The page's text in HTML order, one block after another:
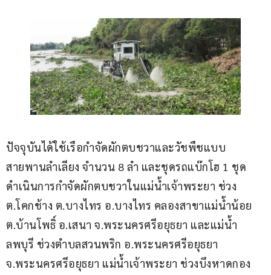
ปัจจุบันได้ใช้เรือกำจัดผักตบชวาและวัชพืชแบบ
สายพานลำเลียง จำนวน 8 ลำ และชุดรถแบ๊กโฮ 1 ชุด
ดำเนินการกำจัดผักตบชวาในแม่น้ำเจ้าพระยา ช่วง
ต.โคกช้าง ต.บางไทร อ.บางไทร คลองสาขาแม่น้ำน้อย
ต.บ้านโพธิ์ อ.เสนา จ.พระนครศรีอยุธยา และแม่น้ำ
ลพบุรี ช่วงตำบลสวนพริก อ.พระนครศรีอยุธยา
จ.พระนครศรีอยุธยา แม่น้ำเจ้าพระยา ช่วงบึงหาดกอง